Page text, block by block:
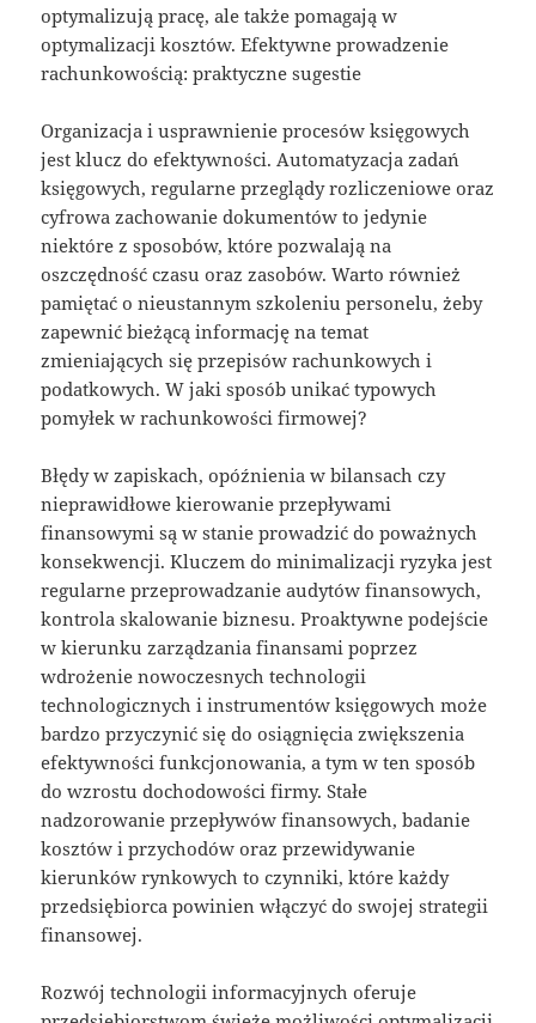
optymalizują pracę, ale także pomagają w
optymalizacji kosztów. Efektywne prowadzenie
rachunkowością: praktyczne sugestie
Organizacja i usprawnienie procesów księgowych
jest klucz do efektywności. Automatyzacja zadań
księgowych, regularne przeglądy rozliczeniowe oraz
cyfrowa zachowanie dokumentów to jedynie
niektóre z sposobów, które pozwalają na
oszczędność czasu oraz zasobów. Warto również
pamiętać o nieustannym szkoleniu personelu, żeby
zapewnić bieżącą informację na temat
zmieniających się przepisów rachunkowych i
podatkowych. W jaki sposób unikać typowych
pomyłek w rachunkowości firmowej?
Błędy w zapiskach, opóźnienia w bilansach czy
nieprawidłowe kierowanie przepływami
finansowymi są w stanie prowadzić do poważnych
konsekwencji. Kluczem do minimalizacji ryzyka jest
regularne przeprowadzanie audytów finansowych,
kontrola skalowanie biznesu. Proaktywne podejście
w kierunku zarządzania finansami poprzez
wdrożenie nowoczesnych technologii
technologicznych i instrumentów księgowych może
bardzo przyczynić się do osiągnięcia zwiększenia
efektywności funkcjonowania, a tym w ten sposób
do wzrostu dochodowości firmy. Stałe
nadzorowanie przepływów finansowych, badanie
kosztów i przychodów oraz przewidywanie
kierunków rynkowych to czynniki, które każdy
przedsiębiorca powinien włączyć do swojej strategii
finansowej.
Rozwój technologii informacyjnych oferuje